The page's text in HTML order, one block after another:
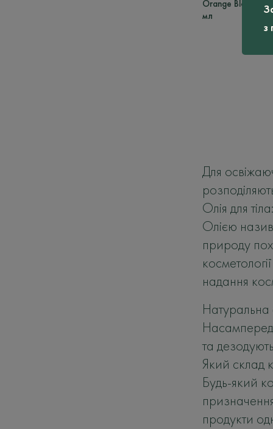
з
Orange Blossom,
мл
Для
Олія для
Олією
природу
надання
Натуральна
Насамперед
та
Який склад
Будь-який
продукти